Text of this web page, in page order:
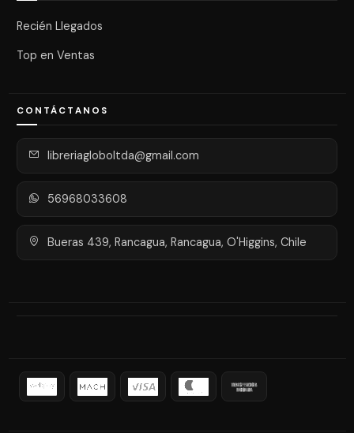
Recién Llegados
Top en Ventas
CONTÁCTANOS
libreriagloboltda@gmail.com
56968033608
Bueras 439, Rancagua, Rancagua, O'Higgins, Chile